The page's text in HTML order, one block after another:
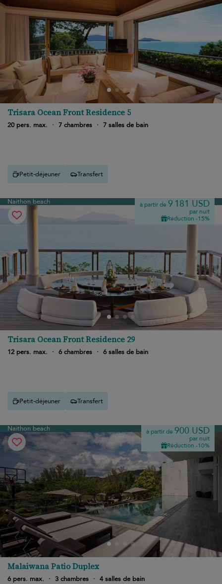
Trisara Ocean Front Residence 5
20 pers. max. · 7 chambres · 7 salles de bain
Petit-déjeuner Transfert
Naithon beach à partir de 9 181 USD
par nuit
Réduction -15%
Trisara Ocean Front Residence 29
12 pers. max. · 6 chambres · 6 salles de bain
Petit-déjeuner Transfert
Naithon beach à partir de 900 USD
par nuit
Réduction -10%
Malaiwana Patio Duplex
6 pers. max. · 3 chambres · 4 salles de bain